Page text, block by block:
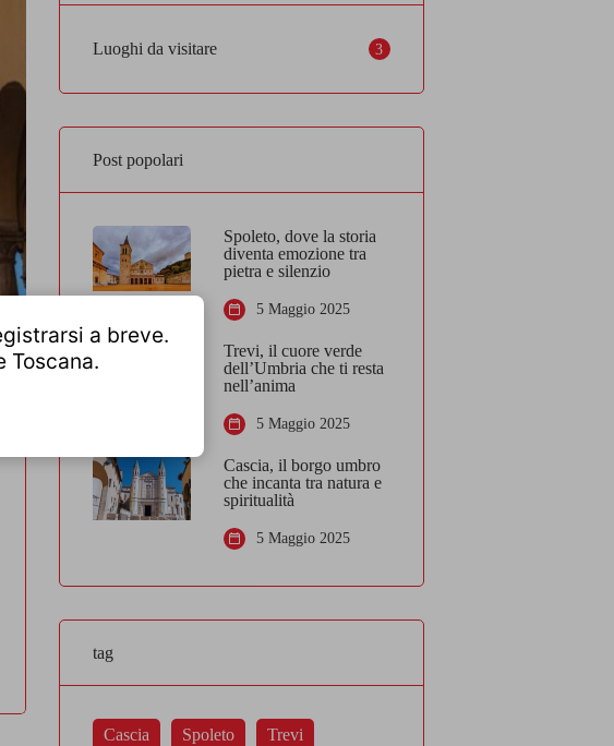
Luoghi da visitare 3
Post popolari
Spoleto, dove la storia
diventa emozione tra
pietra e silenzio
5 Maggio 2025
Trevi, il cuore verde
dell’Umbria che ti resta
nell’anima
5 Maggio 2025
Cascia, il borgo umbro
che incanta tra natura e
spiritualità
5 Maggio 2025
tag
Cascia Spoleto Trevi
a breve.
Toscana.